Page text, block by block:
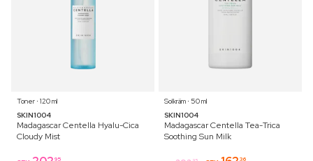
Toner ⋅ 120 ml
SKIN1004
Madagascar Centella Hyalu-Cica
Cloudy Mist
95
Solkräm ⋅ 50 ml
SKIN1004
Madagascar Centella Tea-Trica
Soothing Sun Milk
36